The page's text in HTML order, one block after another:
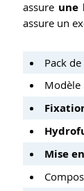
assure une
assure un
Pack
Modèle
Mise